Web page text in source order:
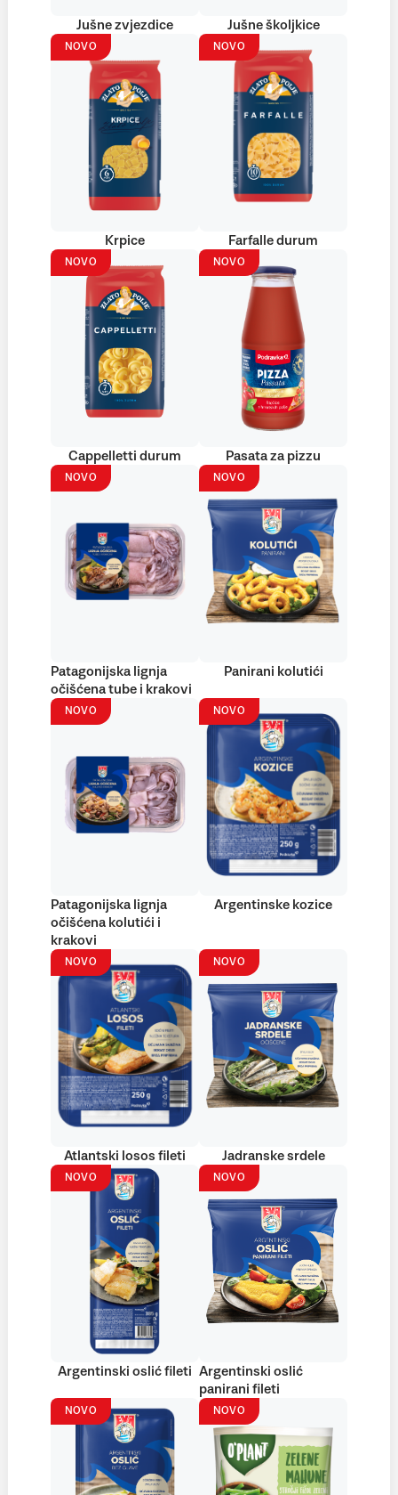
Jušne zvjezdice Jušne školjkice
NOVO
Krpice
NOVO
Farfalle durum
NOVO
Cappelletti durum
NOVO
Pasata za pizzu
NOVO
Patagonijska lignja
očišćena tube i krakovi
NOVO
Panirani kolutići
NOVO
Patagonijska lignja
očišćena kolutići i
krakovi
NOVO
Argentinske kozice
NOVO
Atlantski losos fileti
NOVO
Jadranske srdele
NOVO
Argentinski oslić fileti
NOVO
Argentinski oslić
panirani fileti
NOVO NOVO